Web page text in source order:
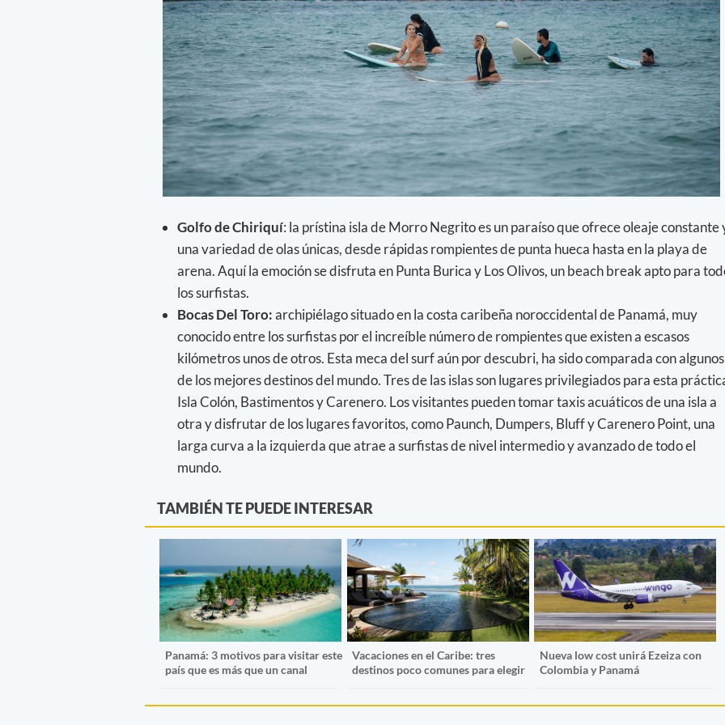
Golfo de Chiriquí: la prístina isla de Morro Negrito es un paraíso que ofrece oleaje constante
una variedad de olas únicas, desde rápidas rompientes de punta hueca hasta en la playa de
arena. Aquí la emoción se disfruta en Punta Burica y Los Olivos, un beach break apto para
los surfistas.
Bocas Del Toro:archipiélago situado en la costa caribeña noroccidental de Panamá, muy
conocido entre los surfistas por el increíble número de rompientes que existen a escasos
kilómetros unos de otros. Esta meca del surf aún por descubri, ha sido comparada con algunos
de los mejores destinos del mundo. Tres de las islas son lugares privilegiados para esta
Isla Colón, Bastimentos y Carenero. Los visitantes pueden tomar taxis acuáticos de una isla a
otra y disfrutar de los lugares favoritos, como Paunch, Dumpers, Bluff y Carenero Point, una
larga curva a la izquierda que atrae a surfistas de nivel intermedio y avanzado de todo el
mundo.
TAMBIÉN TE PUEDE INTERESAR
Panamá: 3 motivos para visitar este
país que es más que un canal
Vacaciones en el Caribe: tres
destinos poco comunes para elegir
Nueva low cost unirá Ezeiza con
Colombia y Panamá